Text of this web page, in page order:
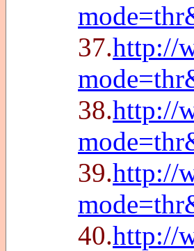
37.http://
38.http://
39.http://
40.http://